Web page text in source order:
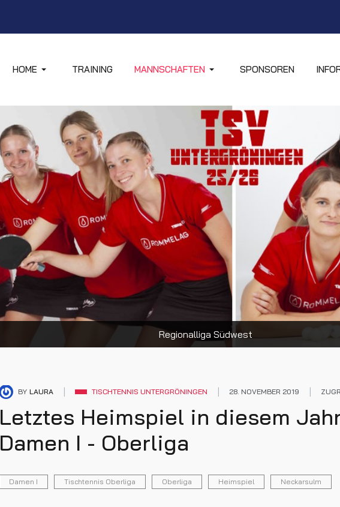
HOME TRAINING MANNSCHAFTEN SPONSOREN
Regionalliga Südwest
BY LAURA TISCHTENNIS UNTERGRÖNINGEN 28. NOVEMBER 2019
Letztes Heimspiel in diesem
Damen I - Oberliga
Damen I Tischtennis Oberliga Oberliga Heimspiel Neckarsulm